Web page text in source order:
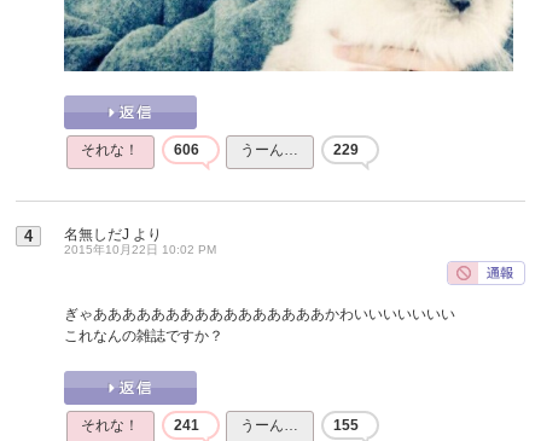
それな！ 606 うーん… 229
4 名無しだJ より
2015年10月22日 10:02 PM
ぎゃああああああああああああああああかわいいいいいいい
これなんの雑誌ですか？
それな！ 241 うーん… 155